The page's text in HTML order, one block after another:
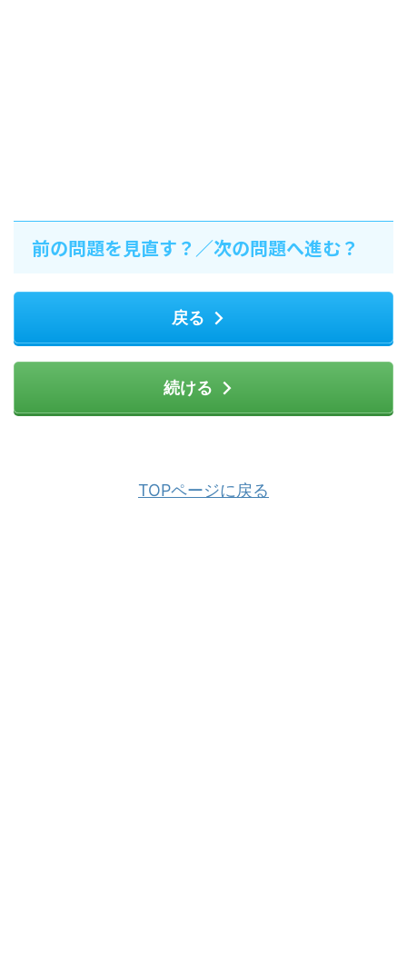
前の問題を見直す？／次の問題へ進む？
戻る
続ける
TOPページに戻る